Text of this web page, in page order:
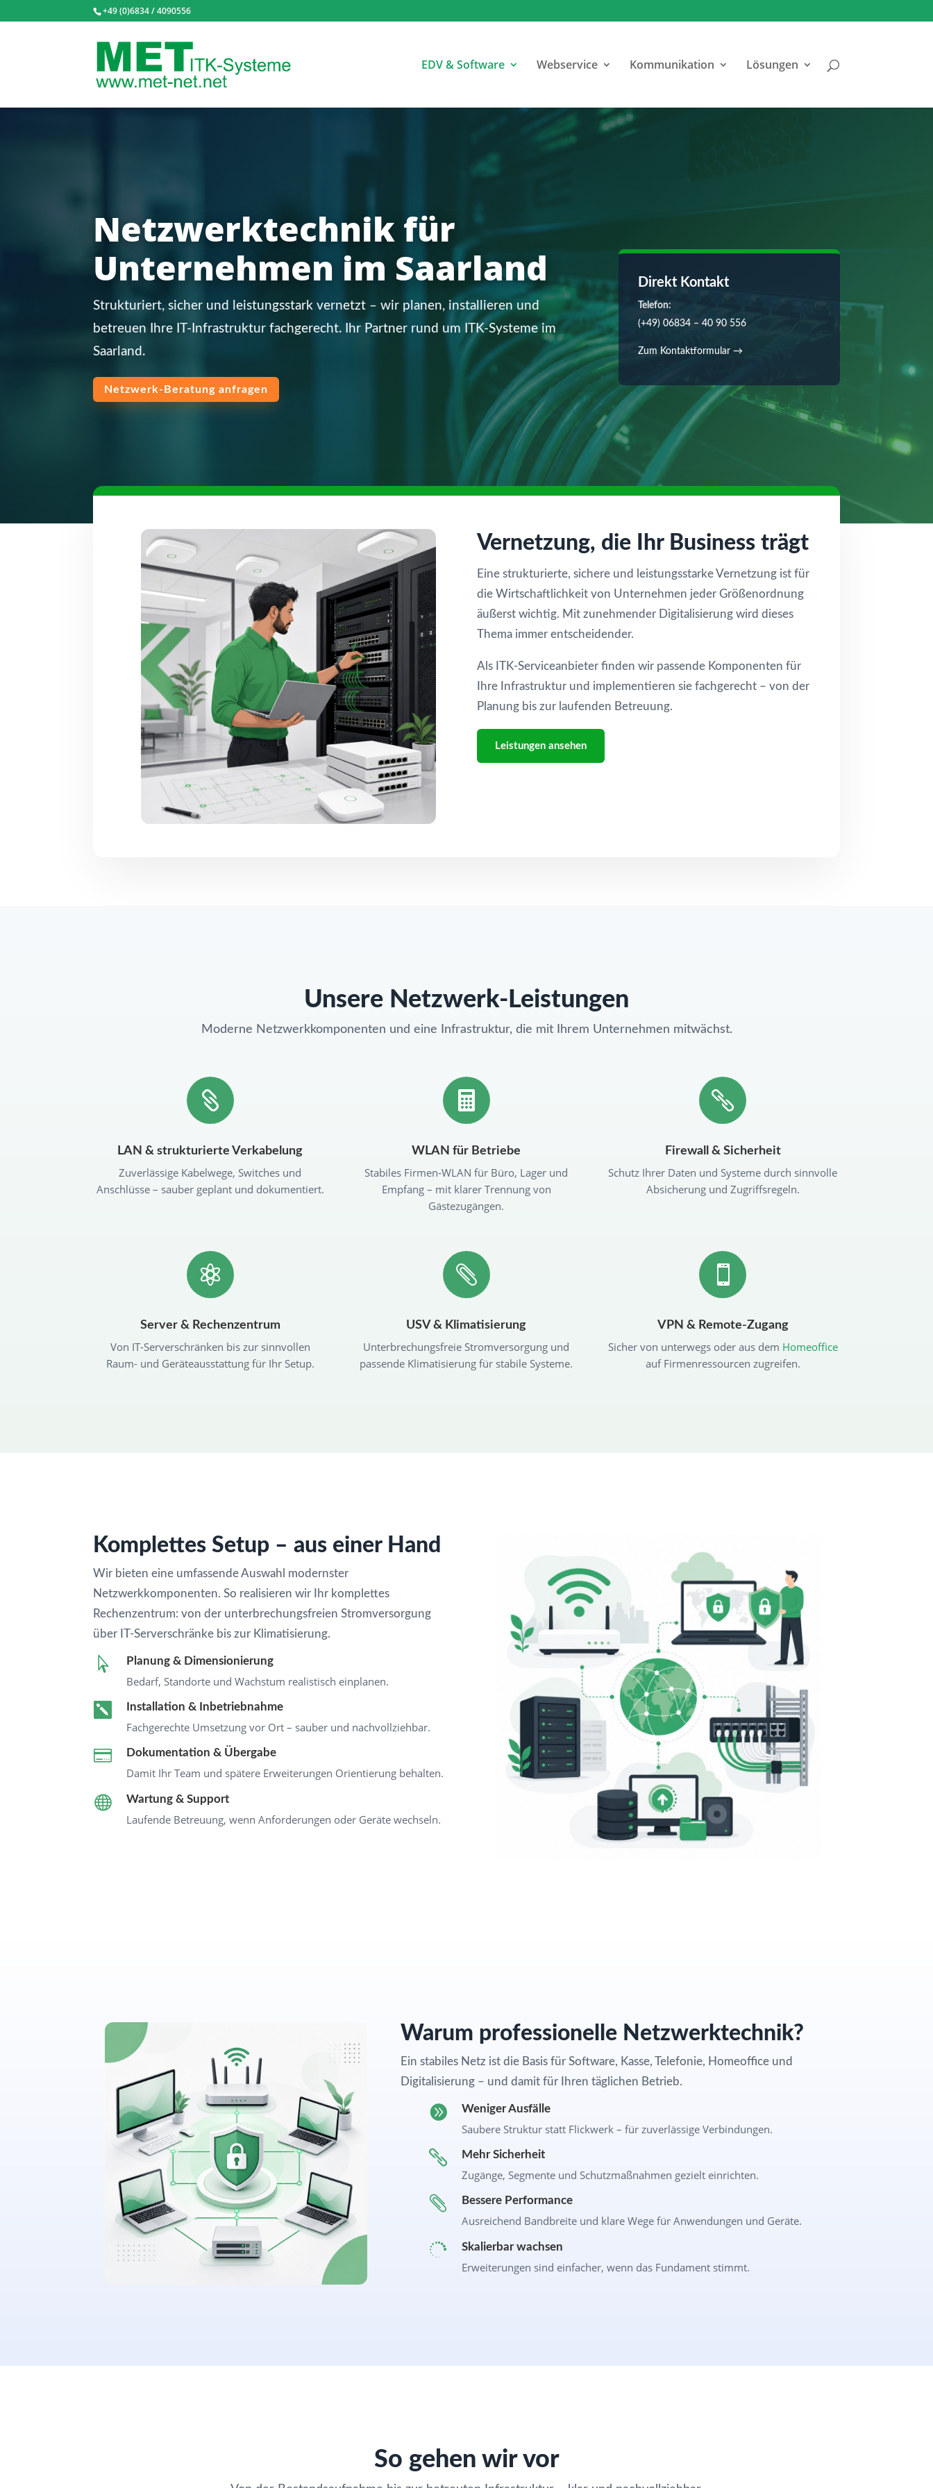
+49 (0)6834 / 4090556
EDV & Software Webservice Kommunikation Lösungen
Netzwerktechnik für
Unternehmen im Saarland
Strukturiert, sicher und leistungsstark vernetzt – wir planen, installieren und
betreuen Ihre IT-Infrastruktur fachgerecht. Ihr Partner rund um ITK-Systeme im
Saarland.
Netzwerk-Beratung anfragen
Direkt Kontakt
Telefon:
(+49) 06834 – 40 90 556
Zum Kontaktformular →
Vernetzung, die Ihr Business trägt
Eine strukturierte, sichere und leistungsstarke Vernetzung ist für
die Wirtschaftlichkeit von Unternehmen jeder Größenordnung
äußerst wichtig. Mit zunehmender Digitalisierung wird dieses
Thema immer entscheidender.
Als ITK-Serviceanbieter finden wir passende Komponenten für
Ihre Infrastruktur und implementieren sie fachgerecht – von der
Planung bis zur laufenden Betreuung.
Leistungen ansehen
Unsere Netzwerk-Leistungen
Moderne Netzwerkkomponenten und eine Infrastruktur, die mit Ihrem Unternehmen mitwächst.

LAN & strukturierte Verkabelung
Zuverlässige Kabelwege, Switches und
Anschlüsse – sauber geplant und dokumentiert.

WLAN für Betriebe
Stabiles Firmen-WLAN für Büro, Lager und
Empfang – mit klarer Trennung von
Gästezugängen.

Firewall & Sicherheit
Schutz Ihrer Daten und Systeme durch sinnvolle
Absicherung und Zugriffsregeln.

Server & Rechenzentrum
Von IT-Serverschränken bis zur sinnvollen
Raum- und Geräteausstattung für Ihr Setup.

USV & Klimatisierung
Unterbrechungsfreie Stromversorgung und
passende Klimatisierung für stabile Systeme.

VPN & Remote-Zugang
Sicher von unterwegs oder aus dem Homeoffice
auf Firmenressourcen zugreifen.
Komplettes Setup – aus einer Hand
Wir bieten eine umfassende Auswahl modernster
Netzwerkkomponenten. So realisieren wir Ihr komplettes
Rechenzentrum: von der unterbrechungsfreien Stromversorgung
über IT-Serverschränke bis zur Klimatisierung.
 Planung & Dimensionierung
Bedarf, Standorte und Wachstum realistisch einplanen.
 Installation & Inbetriebnahme
Fachgerechte Umsetzung vor Ort – sauber und nachvollziehbar.
 Dokumentation & Übergabe
Damit Ihr Team und spätere Erweiterungen Orientierung behalten.
 Wartung & Support
Laufende Betreuung, wenn Anforderungen oder Geräte wechseln.
Warum professionelle Netzwerktechnik?
Ein stabiles Netz ist die Basis für Software, Kasse, Telefonie, Homeoffice und
Digitalisierung – und damit für Ihren täglichen Betrieb.
 Weniger Ausfälle
Saubere Struktur statt Flickwerk – für zuverlässige Verbindungen.
 Mehr Sicherheit
Zugänge, Segmente und Schutzmaßnahmen gezielt einrichten.
 Bessere Performance
Ausreichend Bandbreite und klare Wege für Anwendungen und Geräte.
 Skalierbar wachsen
Erweiterungen sind einfacher, wenn das Fundament stimmt.
So gehen wir vor